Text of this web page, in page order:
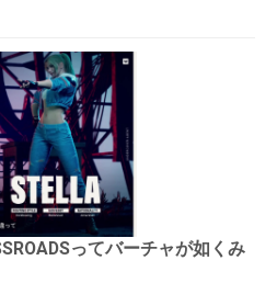
ってバーチャが如くみ